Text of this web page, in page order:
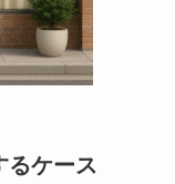
るケース